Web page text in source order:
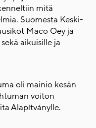
mitä
Suomesta Keski-
Maco Oey ja
aikuisille ja
oli mainio kesän
voiton
Alapítványlle.